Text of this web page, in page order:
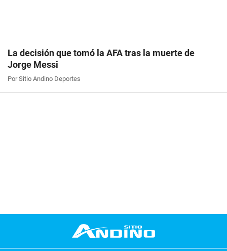
La decisión que tomó la AFA tras la muerte de
Jorge Messi
Por Sitio Andino Deportes